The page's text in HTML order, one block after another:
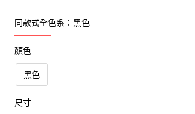
同款式全色系：黑色
顏色
黑色
尺寸